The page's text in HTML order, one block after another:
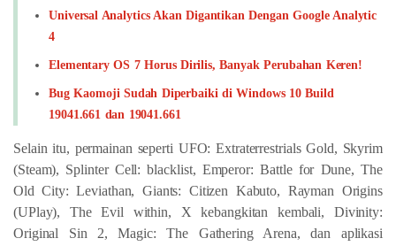
Universal Analytics Akan Digantikan Dengan Google Analytic
4
Elementary OS 7 Horus Dirilis, Banyak Perubahan Keren!
Bug Kaomoji Sudah Diperbaiki di Windows 10 Build
19041.661 dan 19041.661
Selain itu, permainan seperti UFO: Extraterrestrials Gold, Skyrim
(Steam), Splinter Cell: blacklist, Emperor: Battle for Dune, The
Old City: Leviathan, Giants: Citizen Kabuto, Rayman Origins
(UPlay), The Evil within, X kebangkitan kembali, Divinity:
Original Sin 2, Magic: The Gathering Arena, dan aplikasi